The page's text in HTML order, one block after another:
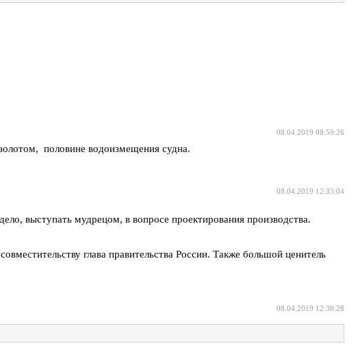
08.04.2019 08:59:26
половине водоизмещения судна.
08.04.2019 12:33:04
выступать мудрецом, в вопросе проектирования производства.
глава правительства России. Также большой ценитель
08.04.2019 12:38:28